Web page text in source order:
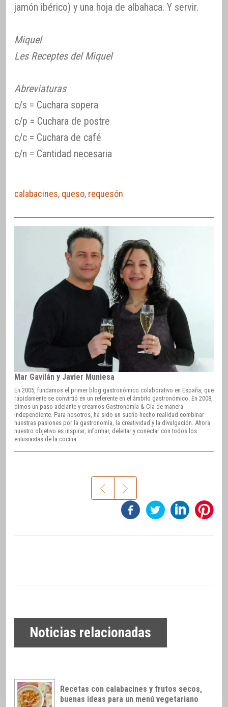
jamón ibérico) y una hoja de albahaca. Y servir.
Miquel
Les Receptes del Miquel
Abreviaturas
c/s = Cuchara sopera
c/p = Cuchara de postre
c/c = Cuchara de café
c/n = Cantidad necesaria
calabacines, queso, requesón
Mar Gavilán y Javier Muniesa
En 2005, fundamos el primer blog gastronómico colaborativo en España, que
rápidamente se convirtió en un referente en el ámbito gastronómico. En 2008,
dimos un paso adelante y creamos Gastronomía & Cía de manera
independiente. Para nosotros, ha sido un sueño hecho realidad combinar
nuestras pasiones por la gastronomía, la creatividad y la divulgación. Ahora
nuestro objetivo es inspirar, informar, deleitar y conectar con todos los
entusiastas de la cocina.
Noticias relacionadas
Recetas con calabacines y frutos secos,
buenas ideas para un menú vegetariano